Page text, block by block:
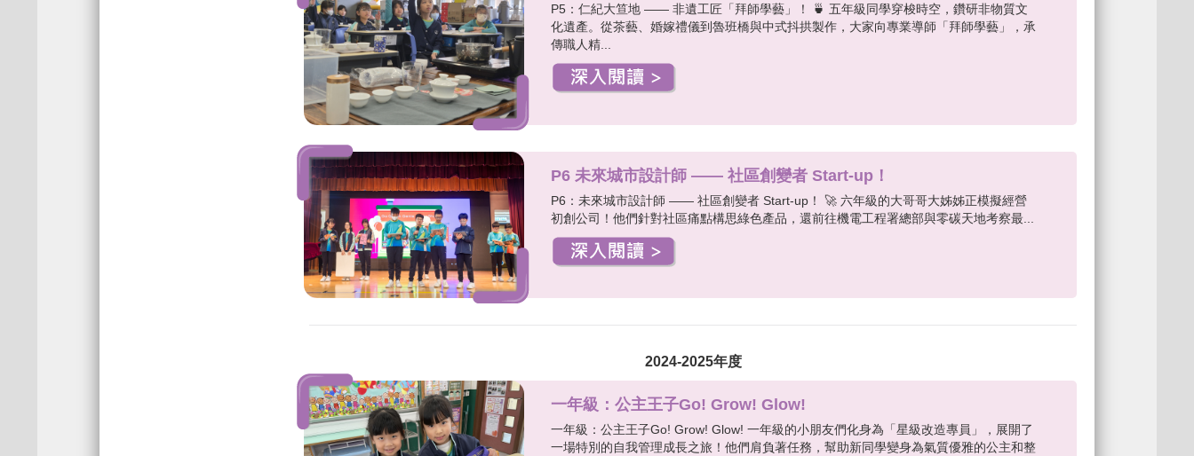
P5：仁紀大笪地 —— 非遺工匠「拜師學藝」！ 🍵 五年級同學穿梭時空，鑽研非物質文
化遺產。從茶藝、婚嫁禮儀到魯班橋與中式抖拱製作，大家向專業導師「拜師學藝」，承
傳職人精...
P6 未來城市設計師 —— 社區創變者 Start-up！
P6：未來城市設計師 —— 社區創變者 Start-up！ 🚀 六年級的大哥哥大姊姊正模擬經營
初創公司！他們針對社區痛點構思綠色產品，還前往機電工程署總部與零碳天地考察最...
2024-2025年度
一年級：公主王子Go! Grow! Glow!
一年級：公主王子Go! Grow! Glow! 一年級的小朋友們化身為「星級改造專員」，展開了
一場特別的自我管理成長之旅！他們肩負著任務，幫助新同學變身為氣質優雅的公主和整